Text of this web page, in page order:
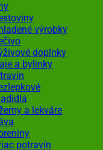
výrobky
doplnky
a bylinky
a lekváre
potravín